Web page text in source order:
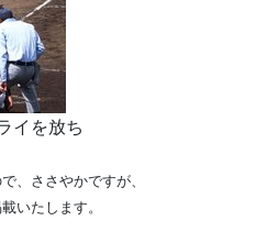
イを放ち
、ささやかですが、
いたします。